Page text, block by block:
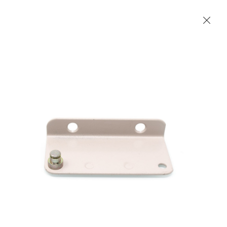
Contact